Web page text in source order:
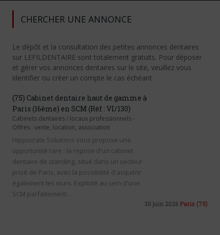
CHERCHER UNE ANNONCE
Le dépôt et la consultation des petites annonces dentaires
sur LEFILDENTAIRE sont totalement gratuits. Pour déposer
et gérer vos annonces dentaires sur le site, veuillez vous
identifier ou créer un compte le cas échéant.
(75) Cabinet dentaire haut de gamme à
Paris (16ème) en SCM (Réf : VI/130)
Cabinets dentaires / locaux professionnels -
Offres : vente, location, association
Hippocrate Solutions vous propose une
opportunité rare : la reprise d'un cabinet
dentaire de standing, situé dans un secteur
prisé de Paris, avec la possibilité d'acquérir
également les murs. Exploité au sein d'une
SCM parfaitement…
30 juin 2026 Paris (75)